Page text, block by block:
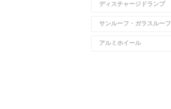
ディスチャージドランプ
サンルーフ・ガラスルーフ
アルミホイール